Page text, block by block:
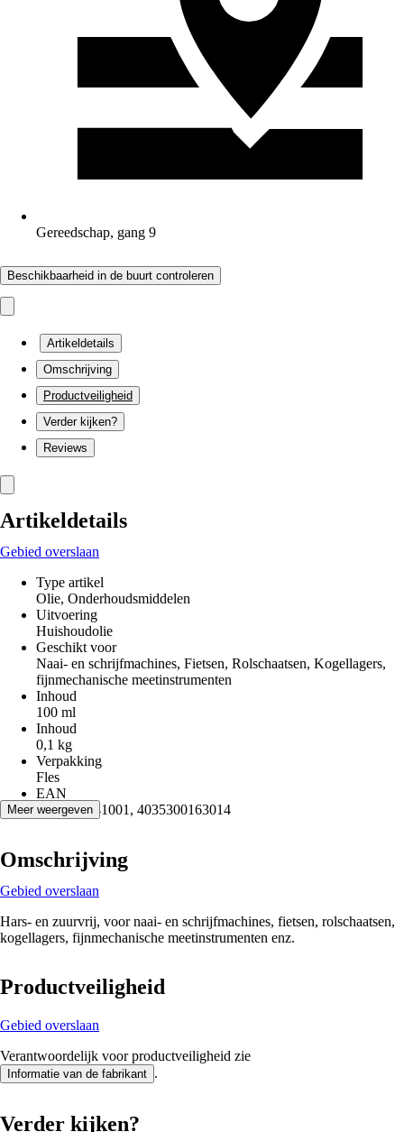
Gereedschap, gang 9
Beschikbaarheid in de buurt controleren
Artikeldetails
Omschrijving
Productveiligheid
Verder kijken?
Reviews
Artikeldetails
Gebied overslaan
Type artikel
Olie, Onderhoudsmiddelen
Uitvoering
Huishoudolie
Geschikt voor
Naai- en schrijfmachines, Fietsen, Rolschaatsen, Kogellagers,
fijnmechanische meetinstrumenten
Inhoud
100 ml
Inhoud
0,1 kg
Verpakking
Fles
EAN
2000914841001, 4035300163014
Meer weergeven
Omschrijving
Gebied overslaan
Hars- en zuurvrij, voor naai- en schrijfmachines, fietsen, rolschaatsen,
kogellagers, fijnmechanische meetinstrumenten enz.
Productveiligheid
Gebied overslaan
Verantwoordelijk voor productveiligheid zie
Informatie van de fabrikant .
Verder kijken?